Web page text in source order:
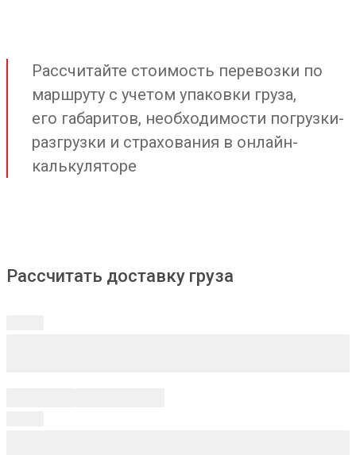
Рассчитайте стоимость перевозки по
маршруту с учетом упаковки груза,
его габаритов, необходимости погрузки-
разгрузки и страхования в онлайн-
калькуляторе
Рассчитать доставку груза